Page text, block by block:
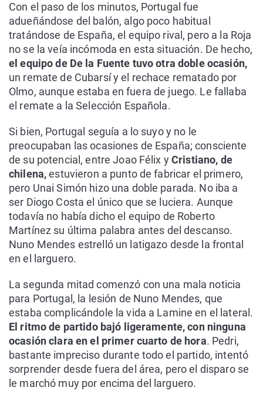
Con el paso de los minutos, Portugal fue
adueñándose del balón, algo poco habitual
tratándose de España, el equipo rival, pero a la Roja
no se la veía incómoda en esta situación. De hecho,
el equipo de De la Fuente tuvo otra doble ocasión,
un remate de Cubarsí y el rechace rematado por
Olmo, aunque estaba en fuera de juego. Le fallaba
el remate a la Selección Española.
Si bien, Portugal seguía a lo suyo y no le
preocupaban las ocasiones de España; consciente
de su potencial, entre Joao Félix yCristiano, de
chilena,estuvieron a punto de fabricar el primero,
pero Unai Simón hizo una doble parada. No iba a
ser Diogo Costa el único que se luciera. Aunque
todavía no había dicho el equipo de Roberto
Martínez su última palabra antes del descanso.
Nuno Mendes estrelló un latigazo desde la frontal
en el larguero.
La segunda mitad comenzó con una mala noticia
para Portugal, la lesión de Nuno Mendes, que
estaba complicándole la vida a Lamine en el lateral.
El ritmo de partido bajó ligeramente, con ninguna
ocasión clara en el primer cuarto de hora. Pedri,
bastante impreciso durante todo el partido, intentó
sorprender desde fuera del área, pero el disparo se
le marchó muy por encima del larguero.